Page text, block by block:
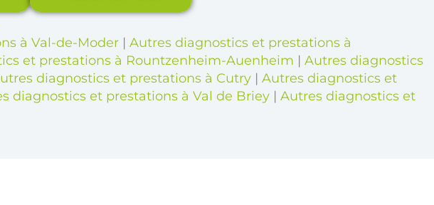
à Val-de-Moder |Autres diagnostics et prestations à
et prestations à Rountzenheim-Auenheim |Autres diagnostics
diagnostics et prestations à Cutry |Autres diagnostics et
diagnostics et prestations à Val de Briey |Autres diagnostics et